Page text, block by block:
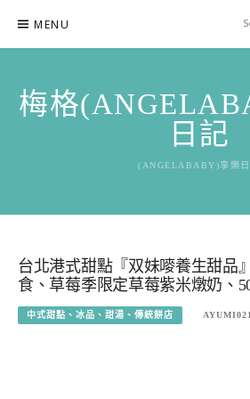
content
MENU
梅格
日記
(ANGELABABY)享樂
台北港式甜點『双妹嘜養生甜品
食、草莓季限定草莓紫米燉奶、
中式甜點、冰品、甜湯、傳統餅店